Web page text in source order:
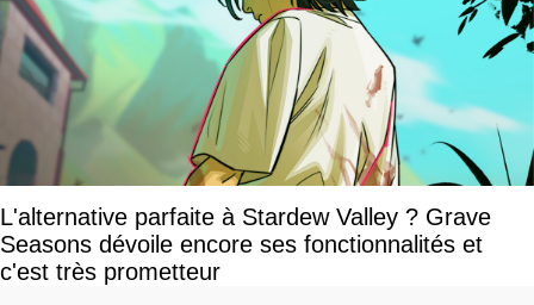
L'alternative parfaite à Stardew Valley ? Grave
Seasons dévoile encore ses fonctionnalités et
c'est très prometteur